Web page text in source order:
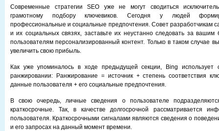
Современные стратегии SEO уже не могут сводиться
грамотному подбору ключевиков. Сегодня у людей
профессиональные и социальные предпочтения. Совет разработчикам
и их социальных связях, заставьте их неустанно следовать за вашим
пользователям персонализированный контент. Только в таком случае
увеличить свою прибыль.
Как уже упоминалось в ходе предыдущей секции, Bing использует
ранжировании: Ранжирование = источник + степень соответствия
данные пользователя + его социальные предпочтения.
В свою очередь, личные сведения о пользователе
краткосрочные. Так, в качестве долгосрочной рассматривается
пользователя. Краткосрочными сигналами являются сведения о
и его запросах на данный момент времени.